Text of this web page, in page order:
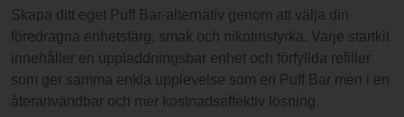
Skapa ditt eget Puff Bar-alternativ genom att välja din
föredragna enhetsfärg, smak och nikotinstyrka. Varje startkit
innehåller en uppladdningsbar enhet och förfyllda refiller
som ger samma enkla upplevelse som en Puff Bar men i en
återanvändbar och mer kostnadseffektiv lösning.